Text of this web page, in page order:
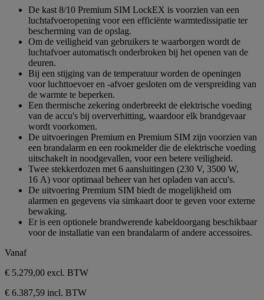
sterren.
De kast 8/10 Premium SIM LockEX is voorzien van een
luchtafvoeropening voor een efficiënte warmtedissipatie ter
bescherming van de opslag.
Om de veiligheid van gebruikers te waarborgen wordt de
luchtafvoer automatisch onderbroken bij het openen van de
deuren.
Bij een stijging van de temperatuur worden de openingen
voor luchttoevoer en -afvoer gesloten om de verspreiding van
de warmte te beperken.
Een thermische zekering onderbreekt de elektrische voeding
van de accu's bij oververhitting, waardoor elk brandgevaar
wordt voorkomen.
De uitvoeringen Premium en Premium SIM zijn voorzien van
een brandalarm en een rookmelder die de elektrische voeding
uitschakelt in noodgevallen, voor een betere veiligheid.
Twee stekkerdozen met 6 aansluitingen (230 V, 3500 W,
16 A) voor optimaal beheer van het opladen van accu's.
De uitvoering Premium SIM biedt de mogelijkheid om
alarmen en gegevens via simkaart door te geven voor externe
bewaking.
Er is een optionele brandwerende kabeldoorgang beschikbaar
voor de installatie van een brandalarm of andere accessoires.
Vanaf
€ 5.279,00 excl. BTW
€ 6.387,59 incl. BTW